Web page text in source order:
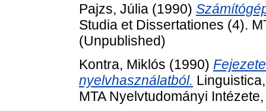
Pajzs, Júlia (1990)
Studia et Dissertationes (4).
(Unpublished)
Kontra, Miklós (1990)
nyelvhasználatból.
MTA Nyelvtudományi